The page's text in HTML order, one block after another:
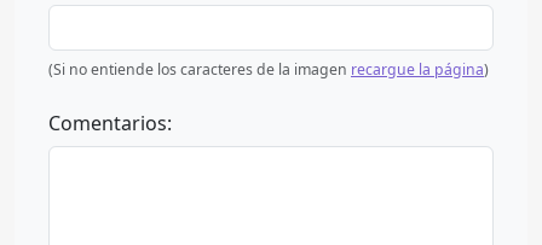
(Si no entiende los caracteres de la imagen recargue la página)
Comentarios: